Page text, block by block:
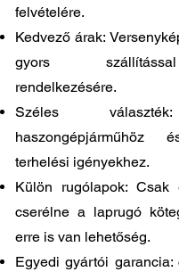
felvételére.
Kedvező árak:
gyors
rendelkezésére.
Széles
haszongépjárműhöz
terhelési igényekhez.
Külön rugólapok: Csak
cserélne a laprugó
erre is van lehetőség.
Egyedi gyártói